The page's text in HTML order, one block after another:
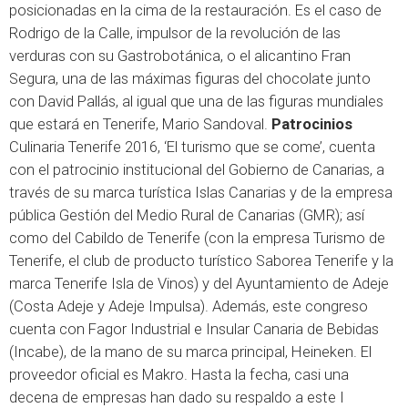
posicionadas en la cima de la restauración. Es el caso de
Rodrigo de la Calle, impulsor de la revolución de las
verduras con su Gastrobotánica, o el alicantino Fran
Segura, una de las máximas figuras del chocolate junto
con David Pallás, al igual que una de las figuras mundiales
que estará en Tenerife, Mario Sandoval. Patrocinios
Culinaria Tenerife 2016, ‘El turismo que se come’, cuenta
con el patrocinio institucional del Gobierno de Canarias, a
través de su marca turística Islas Canarias y de la empresa
pública Gestión del Medio Rural de Canarias (GMR); así
como del Cabildo de Tenerife (con la empresa Turismo de
Tenerife, el club de producto turístico Saborea Tenerife y la
marca Tenerife Isla de Vinos) y del Ayuntamiento de Adeje
(Costa Adeje y Adeje Impulsa). Además, este congreso
cuenta con Fagor Industrial e Insular Canaria de Bebidas
(Incabe), de la mano de su marca principal, Heineken. El
proveedor oficial es Makro. Hasta la fecha, casi una
decena de empresas han dado su respaldo a este I